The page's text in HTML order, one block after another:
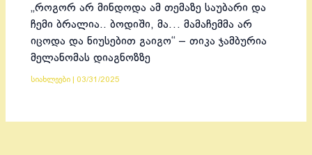
„როგორ არ მინდოდა ამ თემაზე საუბარი და
ჩემი ბრალია.. ბოდიში, მა… მამაჩემმა არ
იცოდა და ნიუსებით გაიგო“ – თიკა ჯამბურია
მელანომას დიაგნოზზე
სიახლეები 03/31/2025